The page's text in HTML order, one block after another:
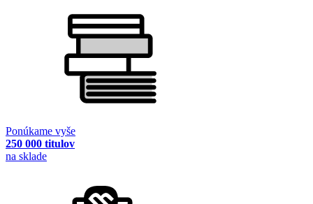
Ponúkame vyše
250 000 titulov
na sklade